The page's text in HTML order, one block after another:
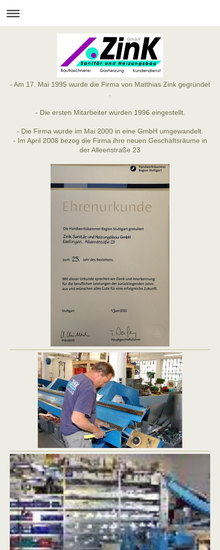
- Am 17. Mai 1995 wurde die Firma von Matthias Zink gegründet
- Die ersten Mitarbeiter wurden 1996 eingestellt.
- Die Firma wurde im Mai 2000 in eine GmbH umgewandelt.
- Im April 2008 bezog die Firma ihre neuen Geschäftsräume in
der Alleenstraße 23